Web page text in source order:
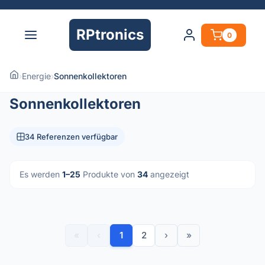
RPtronics 0
›Energie›Sonnenkollektoren
Sonnenkollektoren
34 Referenzen verfügbar
Es werden 1–25 Produkte von 34 angezeigt
1 2 › »